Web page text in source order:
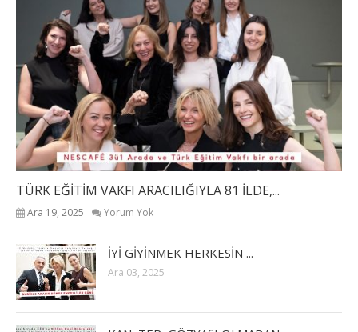
TÜRK EĞİTİM VAKFI ARACILIĞIYLA 81 İLDE,...
Ara 19, 2025 Yorum Yok
İYİ GİYİNMEK HERKESİN ...
Ara 03, 2025